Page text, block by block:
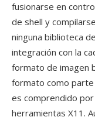
fusionarse en
de shell y
ninguna biblioteca
integración con la
formato de imagen
formato como parte
es comprendido
herramientas X11.